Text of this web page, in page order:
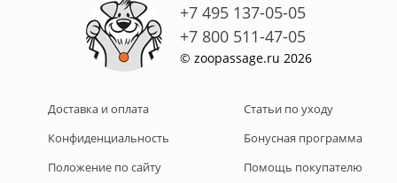
+7 495 137-05-05
+7 800 511-47-05
© zoopassage.ru 2026
Доставка и оплата
Конфиденциальность
Положение по сайту
Статьи по уходу
Бонусная программа
Помощь покупателю